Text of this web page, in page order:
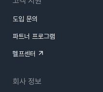
도입 문의
파트너 프로그램
헬프센터
회사 정보